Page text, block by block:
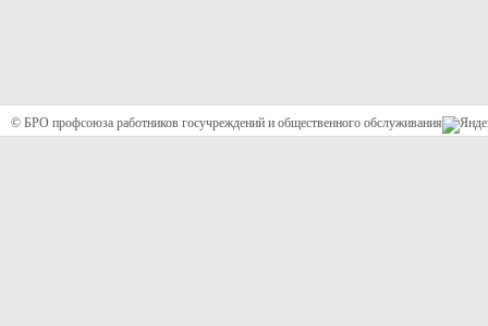
© БРО профсоюза работников госучреждений и общественного обслуживания